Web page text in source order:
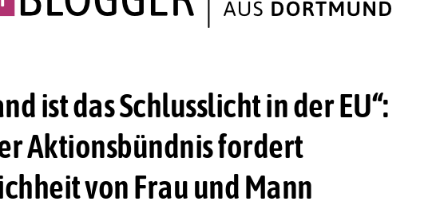
ist das Schlusslicht in der EU“:
Aktionsbündnis fordert
von Frau und Mann